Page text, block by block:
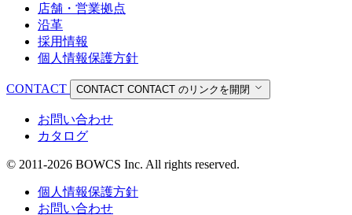
店舗・営業拠点
沿革
採用情報
個人情報保護方針
CONTACT CONTACT CONTACT のリンクを開閉
お問い合わせ
カタログ
© 2011-2026 BOWCS Inc. All rights reserved.
個人情報保護方針
お問い合わせ